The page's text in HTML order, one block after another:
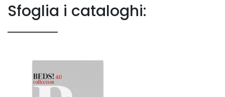
Sfoglia i cataloghi: